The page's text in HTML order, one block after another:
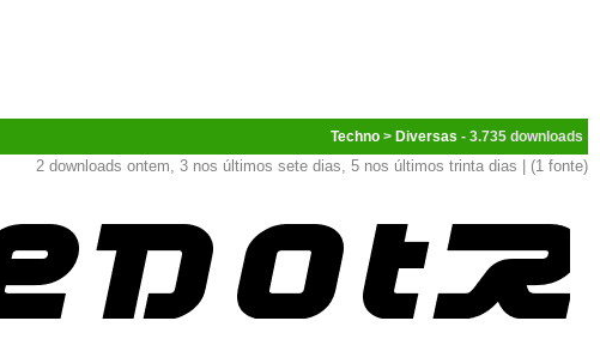
Techno > Diversas - 3.735
2 downloads ontem, 3 nos últimos sete dias, 5 nos últimos trinta dias | (1 fonte)